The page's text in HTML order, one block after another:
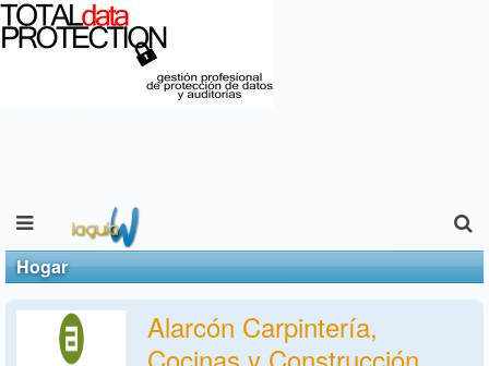
Hogar
Alarcón Carpintería,